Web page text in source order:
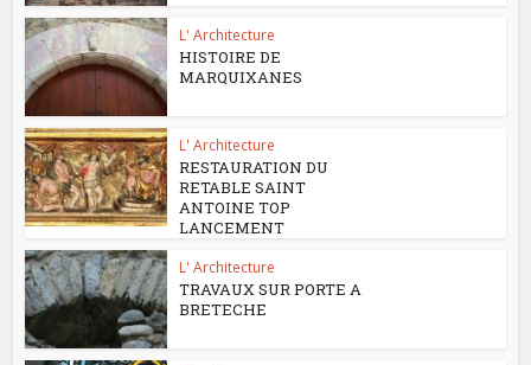
L' Architecture
HISTOIRE DE
MARQUIXANES
L' Architecture
RESTAURATION DU
RETABLE SAINT
ANTOINE TOP
LANCEMENT
L' Architecture
TRAVAUX SUR PORTE A
BRETECHE